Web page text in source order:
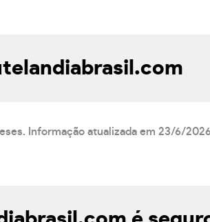
Informação atualizada em 23/6/